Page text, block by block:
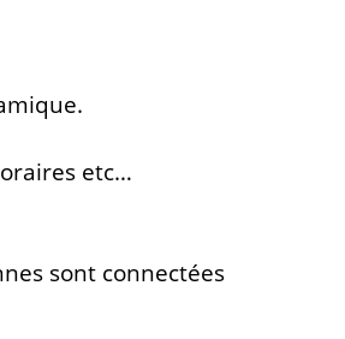
etc…
sont connectées